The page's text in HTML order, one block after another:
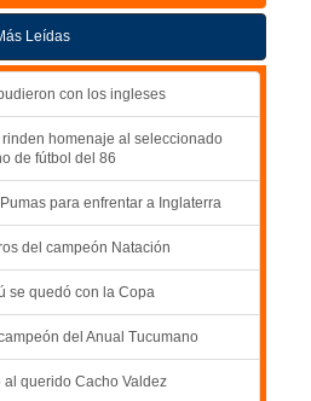
Leídas
con los ingleses
homenaje al seleccionado
de fútbol del 86
para enfrentar a Inglaterra
del campeón Natación
se quedó con la Copa
del Anual Tucumano
al querido Cacho Valdez